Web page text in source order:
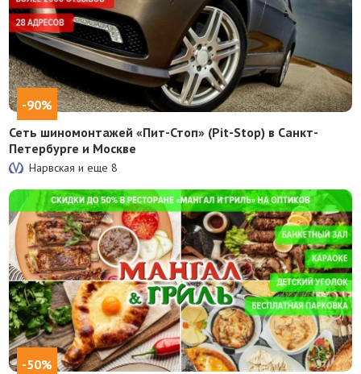
-90%
Сеть шиномонтажей «Пит-Стоп» (Pit-Stop) в Санкт-
Петербурге и Москве
Нарвская и еще8
-50%